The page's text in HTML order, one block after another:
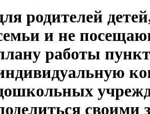
родителей
и не
работы